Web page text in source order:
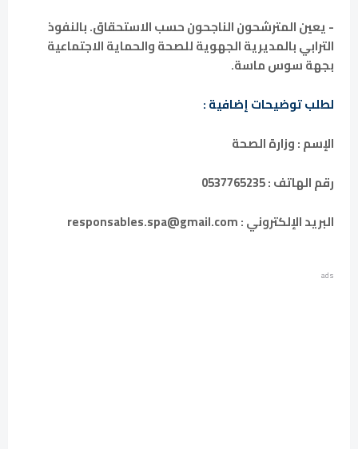
- يعين المترشحون الناجحون حسب الاستحقاق. بالنفوذ
الترابي بالمديرية الجهوية للصحة والحماية الاجتماعية
بجهة ‏سوس ماسة.
لطلب توضيحات إضافية :
الإسم : وزارة الصحة
رقم الهاتف : 0537765235
البريد الإلكتروني : responsables.spa@gmail.com
ads